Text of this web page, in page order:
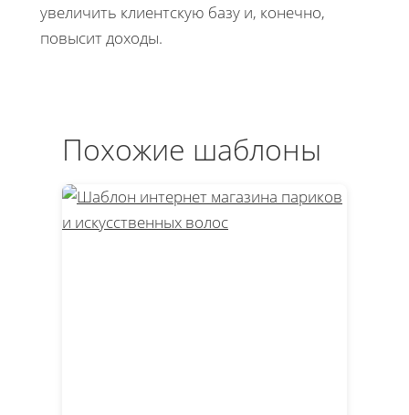
увеличить клиентскую базу и, конечно,
повысит доходы.
Похожие шаблоны